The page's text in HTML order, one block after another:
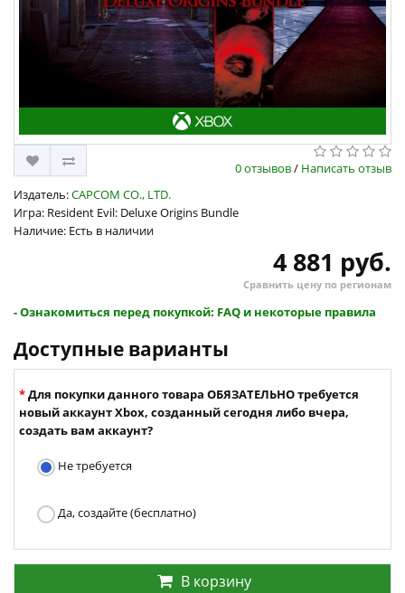
0 отзывов/ Написать отзыв
Издатель:CAPCOM CO., LTD.
Игра: Resident Evil: Deluxe Origins Bundle
Наличие: Есть в наличии
4 881 руб.
Сравнить цену по регионам
- Ознакомиться перед покупкой: FAQ и некоторые правила
Доступные варианты
Для покупки данного товара ОБЯЗАТЕЛЬНО требуется
новый аккаунт Xbox, созданный сегодня либо вчера,
создать вам аккаунт?
Не требуется
Да, создайте (бесплатно)
В корзину